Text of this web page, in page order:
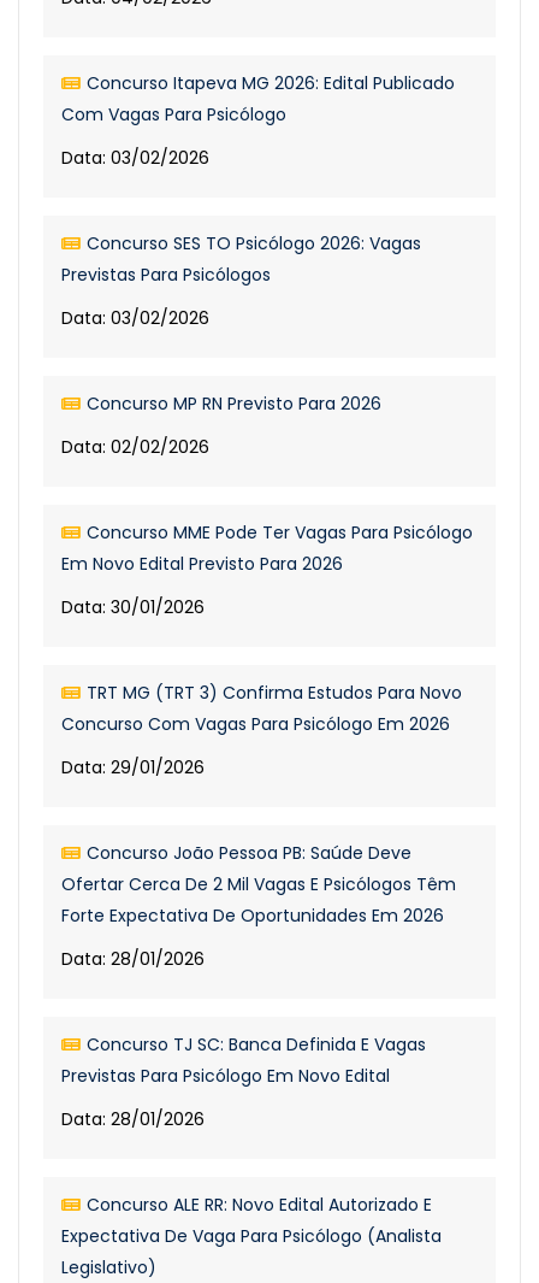
Concurso Itapeva MG 2026: Edital Publicado
Com Vagas Para Psicólogo
Data: 03/02/2026
Concurso SES TO Psicólogo 2026: Vagas
Previstas Para Psicólogos
Data: 03/02/2026
Concurso MP RN Previsto Para 2026
Data: 02/02/2026
Concurso MME Pode Ter Vagas Para Psicólogo
Em Novo Edital Previsto Para 2026
Data: 30/01/2026
TRT MG (TRT 3) Confirma Estudos Para Novo
Concurso Com Vagas Para Psicólogo Em 2026
Data: 29/01/2026
Concurso João Pessoa PB: Saúde Deve
Ofertar Cerca De 2 Mil Vagas E Psicólogos Têm
Forte Expectativa De Oportunidades Em 2026
Data: 28/01/2026
Concurso TJ SC: Banca Definida E Vagas
Previstas Para Psicólogo Em Novo Edital
Data: 28/01/2026
Concurso ALE RR: Novo Edital Autorizado E
Expectativa De Vaga Para Psicólogo (Analista
Legislativo)